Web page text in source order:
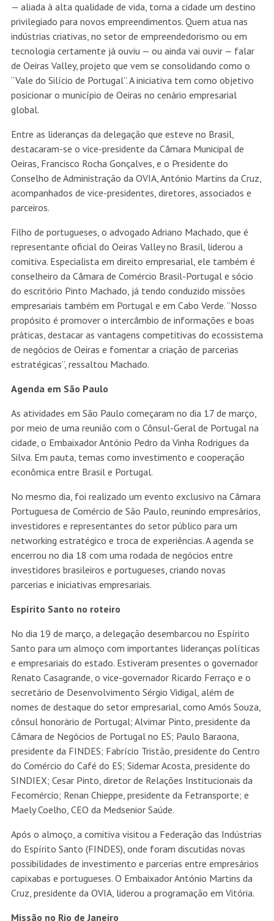
— aliada à alta qualidade de vida, torna a cidade um destino
privilegiado para novos empreendimentos. Quem atua nas
indústrias criativas, no setor de empreendedorismo ou em
tecnologia certamente já ouviu — ou ainda vai ouvir — falar
de Oeiras Valley, projeto que vem se consolidando como o
“Vale do Silício de Portugal”. A iniciativa tem como objetivo
posicionar o município de Oeiras no cenário empresarial
global.
Entre as lideranças da delegação que esteve no Brasil,
destacaram-se o vice-presidente da Câmara Municipal de
Oeiras, Francisco Rocha Gonçalves, e o Presidente do
Conselho de Administração da OVIA, António Martins da Cruz,
acompanhados de vice-presidentes, diretores, associados e
parceiros.
Filho de portugueses, o advogado Adriano Machado, que é
representante oficial do Oeiras Valley no Brasil, liderou a
comitiva. Especialista em direito empresarial, ele também é
conselheiro da Câmara de Comércio Brasil-Portugal e sócio
do escritório Pinto Machado, já tendo conduzido missões
empresariais também em Portugal e em Cabo Verde. “Nosso
propósito é promover o intercâmbio de informações e boas
práticas, destacar as vantagens competitivas do ecossistema
de negócios de Oeiras e fomentar a criação de parcerias
estratégicas”, ressaltou Machado.
Agenda em São Paulo
As atividades em São Paulo começaram no dia 17 de março,
por meio de uma reunião com o Cônsul-Geral de Portugal na
cidade, o Embaixador António Pedro da Vinha Rodrigues da
Silva. Em pauta, temas como investimento e cooperação
econômica entre Brasil e Portugal.
No mesmo dia, foi realizado um evento exclusivo na Câmara
Portuguesa de Comércio de São Paulo, reunindo empresários,
investidores e representantes do setor público para um
networking estratégico e troca de experiências. A agenda se
encerrou no dia 18 com uma rodada de negócios entre
investidores brasileiros e portugueses, criando novas
parcerias e iniciativas empresariais.
Espírito Santo no roteiro
No dia 19 de março, a delegação desembarcou no Espírito
Santo para um almoço com importantes lideranças políticas
e empresariais do estado. Estiveram presentes o governador
Renato Casagrande, o vice-governador Ricardo Ferraço e o
secretário de Desenvolvimento Sérgio Vidigal, além de
nomes de destaque do setor empresarial, como Amós Souza,
cônsul honorário de Portugal; Alvimar Pinto, presidente da
Câmara de Negócios de Portugal no ES; Paulo Baraona,
presidente da FINDES; Fabrício Tristão, presidente do Centro
do Comércio do Café do ES; Sidemar Acosta, presidente do
SINDIEX; Cesar Pinto, diretor de Relações Institucionais da
Fecomércio; Renan Chieppe, presidente da Fetransporte; e
Maely Coelho, CEO da Medsenior Saúde.
Após o almoço, a comitiva visitou a Federação das Indústrias
do Espírito Santo (FINDES), onde foram discutidas novas
possibilidades de investimento e parcerias entre empresários
capixabas e portugueses. O Embaixador António Martins da
Cruz, presidente da OVIA, liderou a programação em Vitória.
Missão no Rio de Janeiro